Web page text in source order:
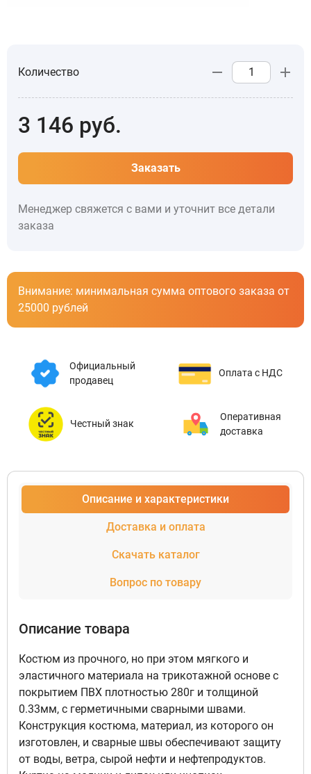
Количество
3 146 руб.
Заказать
Менеджер свяжется с вами и уточнит все детали
заказа
Внимание: минимальная сумма оптового заказа от
25000 рублей
Официальный
продавец
Оплата с НДС
Честный знак
Оперативная
доставка
Описание и характеристики
Доставка и оплата
Скачать каталог
Вопрос по товару
Описание товара
Костюм из прочного, но при этом мягкого и
эластичного материала на трикотажной основе с
покрытием ПВХ плотностью 280г и толщиной
0.33мм, с герметичными сварными швами.
Конструкция костюма, материал, из которого он
изготовлен, и сварные швы обеспечивают защиту
от воды, ветра, сырой нефти и нефтепродуктов.